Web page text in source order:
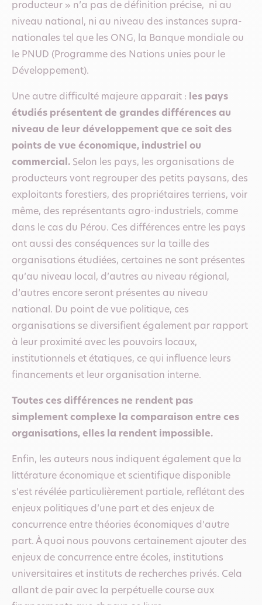
producteur » n’a pas de définition précise, ni au
niveau national, ni au niveau des instances supra-
nationales tel que les ONG, la Banque mondiale ou
le PNUD (Programme des Nations unies pour le
Développement).
Une autre difficulté majeure apparait :
les pays
étudiés présentent de grandes différences au
niveau de leur développement que ce soit des
points de vue économique, industriel ou
commercial. Selon les pays, les organisations de
producteurs vont regrouper des petits paysans, des
exploitants forestiers, des propriétaires terriens, voir
même, des représentants agro-industriels, comme
dans le cas du Pérou. Ces différences entre les pays
ont aussi des conséquences sur la taille des
organisations étudiées, certaines ne sont présentes
qu’au niveau local, d’autres au niveau régional,
d’autres encore seront présentes au niveau
national. Du point de vue politique, ces
organisations se diversifient également par rapport
à leur proximité avec les pouvoirs locaux,
institutionnels et étatiques, ce qui influence leurs
financements et leur organisation interne.
Toutes ces différences ne rendent pas
simplement complexe la comparaison entre ces
organisations, elles la rendent impossible.
Enfin, les auteurs nous indiquent également que la
littérature économique et scientifique disponible
s’est révélée particulièrement partiale, reflétant des
enjeux politiques d’une part et des enjeux de
concurrence entre théories économiques d’autre
part. À quoi nous pouvons certainement ajouter des
enjeux de concurrence entre écoles, institutions
universitaires et instituts de recherches privés. Cela
allant de pair avec la perpétuelle course aux